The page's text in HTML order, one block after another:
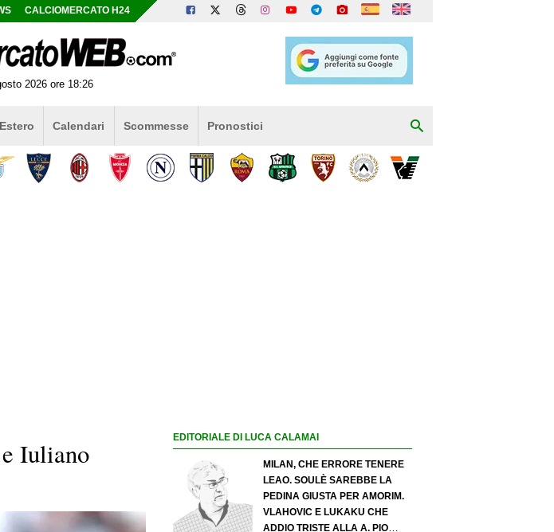
CALCIOMERCATO H24
2026 ore 18:26
Calendari Scommesse Pronostici
Iuliano
EDITORIALE DI LUCA CALAMAI
MILAN, CHE ERRORE TENERE
LEAO. SOULÈ SAREBBE LA
PEDINA GIUSTA PER AMORIM.
VLAHOVIC E LUKAKU CHE
ADDIO TRISTE ALLA A. PIO